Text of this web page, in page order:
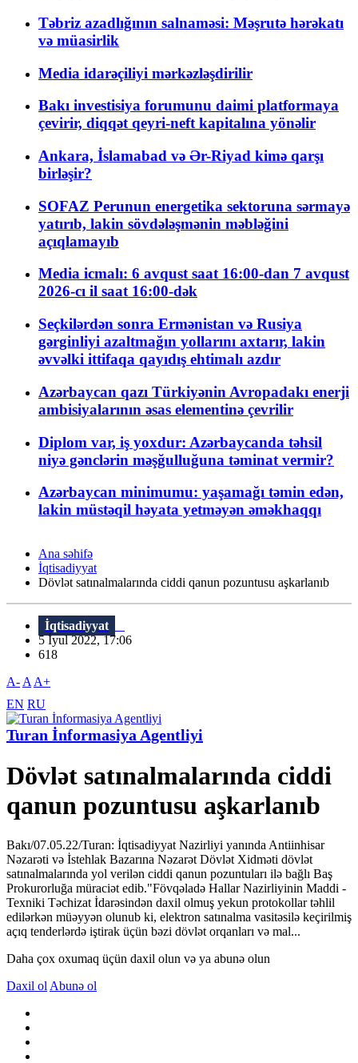
Təbriz azadlığının salnaməsi: Məşrutə hərəkatı
və müasirlik
Media idarəçiliyi mərkəzləşdirilir
Bakı investisiya forumunu daimi platformaya
çevirir, diqqət qeyri-neft kapitalına yönəlir
Ankara, İslamabad və Ər-Riyad kimə qarşı
birləşir?
SOFAZ Perunun energetika sektoruna sərmayə
yatırıb, lakin sövdələşmənin məbləğini
açıqlamayıb
Media icmalı: 6 avqust saat 16:00-dan 7 avqust
2026-cı il saat 16:00-dək
Seçkilərdən sonra Ermənistan və Rusiya
gərginliyi azaltmağın yollarını axtarır, lakin
əvvəlki ittifaqa qayıdış ehtimalı azdır
Azərbaycan qazı Türkiyənin Avropadakı enerji
ambisiyalarının əsas elementinə çevrilir
Diplom var, iş yoxdur: Azərbaycanda təhsil
niyə gənclərin məşğulluğuna təminat vermir?
Azərbaycan minimumu: yaşamağı təmin edən,
lakin müstəqil həyata yetməyən əməkhaqqı
Ana səhifə
İqtisadiyyat
Dövlət satınalmalarında ciddi qanun pozuntusu aşkarlanıb
İqtisadiyyat
5 İyul 2022, 17:06
618
A- A A+
EN RU
Turan İnformasiya Agentliyi
Dövlət satınalmalarında ciddi
qanun pozuntusu aşkarlanıb
Bakı/07.05.22/Turan: İqtisadiyyat Nazirliyi yanında Antiinhisar
Nəzarəti və İstehlak Bazarına Nəzarət Dövlət Xidməti dövlət
satınalmalarında yol verilən ciddi qanun pozuntuları ilə bağlı Baş
Prokurorluğa müraciət edib."Fövqəladə Hallar Nazirliyinin Maddi -
Texniki Təchizat İdarəsindən daxil olmuş yekun protokollar təhlil
edilərkən müəyyən olunub ki, elektron satınalma vasitəsilə keçirilmiş
açıq tenderlərdə iştirak üçün bəzi dövlət orqanları və mal...
Daha çox oxumaq üçün daxil olun və ya abunə olun
Daxil ol Abunə ol